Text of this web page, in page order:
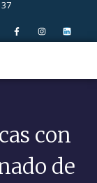
con
de